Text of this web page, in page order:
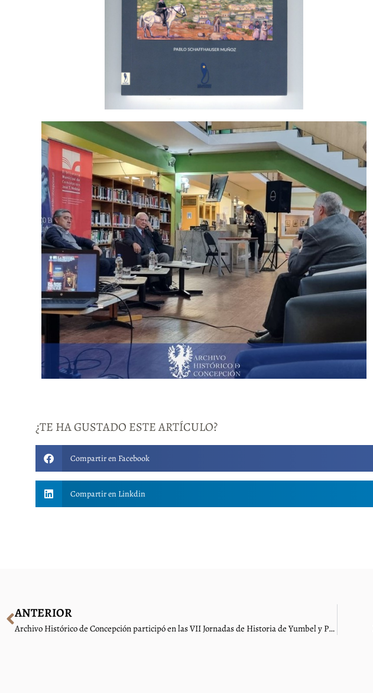
¿TE HA GUSTADO ESTE ARTÍCULO?
Compartir en Facebook
Compartir en Linkdin
ANTERIOR
Archivo Histórico de Concepción participó en las VII Jornadas de Historia de Yumbel y Primera Feria del Libro